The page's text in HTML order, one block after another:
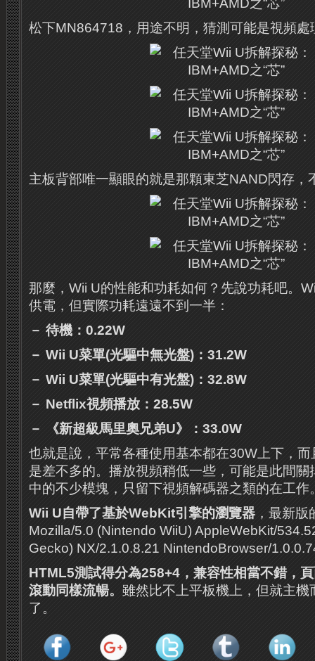
松下MN864718，用途不明，猜測可能是視頻處
主板背部唯一顯眼的就是那顆東芝NAND閃存，
那麼，Wii U的性能和功耗如何？ 先說功耗吧。
供電，但實際功耗遠遠不到一半：
－ 待機：0.22W
－ Wii U菜單(光驅中無光盤)：31.2W
－ Wii U菜單(光驅中有光盤)：32.8W
－ Netflix視頻播放：28.5W
－ 《新超級馬里奧兄弟U》：33.0W
也就是說，平常各種使用基本都在30W上下，
是差不多的。 播放視頻稍低一些，可能是此間
中的不少模塊，只留下視頻解碼器之類的在工作
Wii U自帶了基於WebKit引擎的瀏覽器 ，最新
Mozilla/5.0 (Nintendo WiiU) AppleWebKit/
Gecko) NX/2.1.0.8.21 NintendoBrowser/
HTML5測試得分為258+4，兼容性相當不錯，
滾動同樣流暢。 雖然比不上平板機上，但就主機
了。